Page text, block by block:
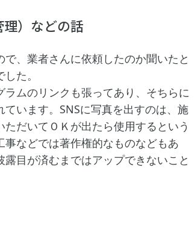
）などの話
、業者さんに依頼したのか聞いたと
た。
ムのリンクも張ってあり、そちらに
います。SNSに写真を出すのは、施
だいてＯＫが出たら使用するという
などでは著作権的なものなどもあ
目が済むまではアップできないこと